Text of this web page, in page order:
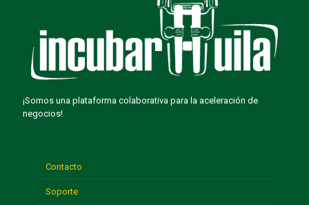
¡Somos una plataforma colaborativa para la aceleración de
negocios!
Contacto
Soporte